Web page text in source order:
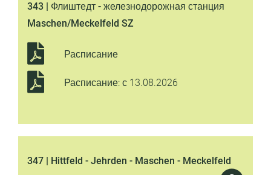
343 | Флиштедт - железнодорожная станция
Maschen/Meckelfeld SZ
Расписание
Расписание: с 13.08.2026
347 | Hittfeld - Jehrden - Maschen - Meckelfeld